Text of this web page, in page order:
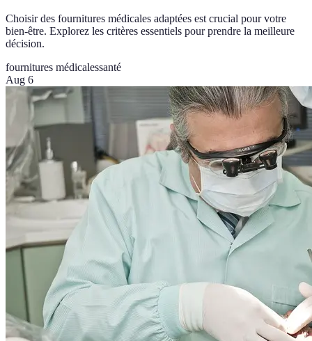
Choisir des fournitures médicales adaptées est crucial pour votre
bien-être. Explorez les critères essentiels pour prendre la meilleure
décision.
fournitures médicalessanté
Aug 6